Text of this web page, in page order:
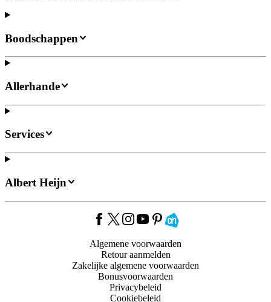
Boodschappen
Allerhande
Services
Albert Heijn
Algemene voorwaarden
Retour aanmelden
Zakelijke algemene voorwaarden
Bonusvoorwaarden
Privacybeleid
Cookiebeleid